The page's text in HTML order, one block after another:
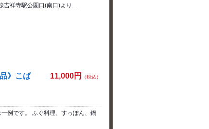
吉祥寺駅公園口(南口)より…
11,000円 （税込）
》こば
例です。 ふぐ料理、すっぽん、鍋